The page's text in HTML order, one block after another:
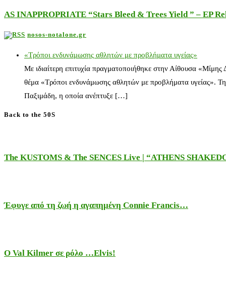
AS INAPPROPRIATE “Stars Bleed & Trees Yield ” – EP
nosos-notalone.gr
«Τρόποι ενδυνάμωσης αθλητών με προβλήματα υγείας»
Με ιδιαίτερη επιτυχία πραγματοποιήθηκε στην Αίθουσα
θέμα «Τρόποι ενδυνάμωσης αθλητών με προβλήματα υγείας».
Παξιμάδη, η οποία ανέπτυξε […]
Back to the 50S
The KUSTOMS & The SENCES Live | “ATHENS
Έφυγε από τη ζωή η αγαπημένη Connie Francis…
Ο Val Kilmer σε ρόλο …Elvis!